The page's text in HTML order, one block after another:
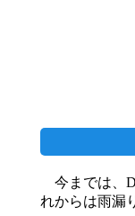
今までは、
れからは雨漏